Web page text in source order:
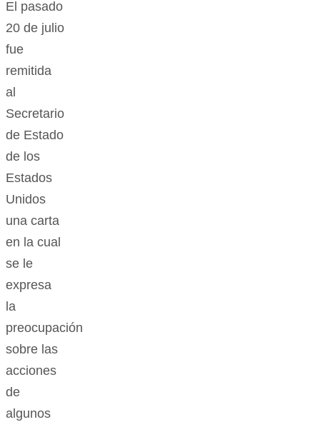
El pasado
20 de julio
fue
remitida
al
Secretario
de Estado
de los
Estados
Unidos
una carta
en la cual
se le
expresa
la
preocupación
sobre las
acciones
de
algunos